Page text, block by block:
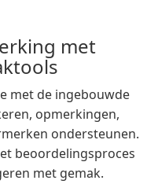
met
met de ingebouwde
opmerkingen,
ondersteunen.
beoordelingsproces
met gemak.